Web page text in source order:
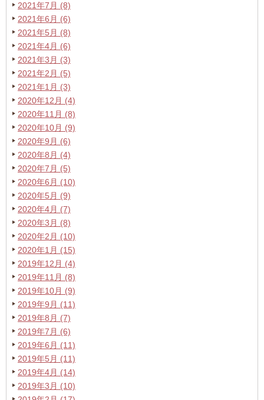
2021年7月 (8)
2021年6月 (6)
2021年5月 (8)
2021年4月 (6)
2021年3月 (3)
2021年2月 (5)
2021年1月 (3)
2020年12月 (4)
2020年11月 (8)
2020年10月 (9)
2020年9月 (6)
2020年8月 (4)
2020年7月 (5)
2020年6月 (10)
2020年5月 (9)
2020年4月 (7)
2020年3月 (8)
2020年2月 (10)
2020年1月 (15)
2019年12月 (4)
2019年11月 (8)
2019年10月 (9)
2019年9月 (11)
2019年8月 (7)
2019年7月 (6)
2019年6月 (11)
2019年5月 (11)
2019年4月 (14)
2019年3月 (10)